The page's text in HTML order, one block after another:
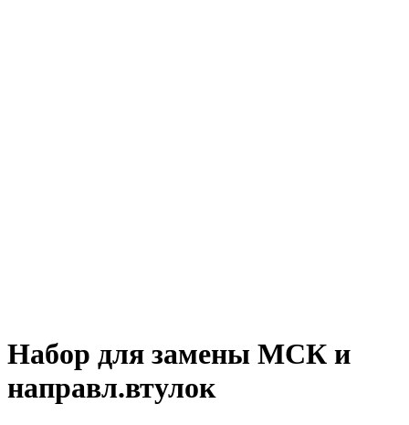
Набор для замены МСК и
направл.втулок